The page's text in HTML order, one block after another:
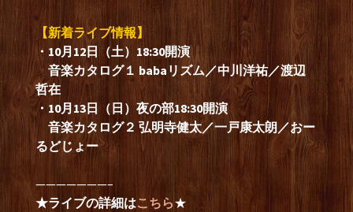
【新着ライブ情報】
・10月12日（土）18:30開演
音楽カタログ１ babaリズム／中川洋祐／渡辺
哲在
・10月13日（日）夜の部18:30開演
音楽カタログ２ 弘明寺健太／一戸康太朗／おー
るどじょー
———————–
★ライブの詳細はこちら★